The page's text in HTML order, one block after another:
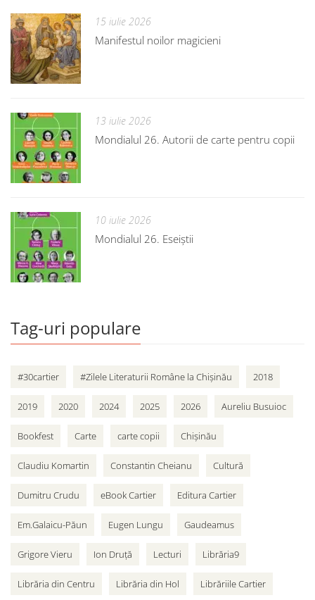
15 iulie 2026
Manifestul noilor magicieni
13 iulie 2026
Mondialul 26. Autorii de carte pentru copii
10 iulie 2026
Mondialul 26. Eseiștii
Tag-uri populare
#30cartier #Zilele Literaturii Române la Chișinău 2018
2019 2020 2024 2025 2026 Aureliu Busuioc
Bookfest Carte carte copii Chișinău
Claudiu Komartin Constantin Cheianu Cultură
Dumitru Crudu eBook Cartier Editura Cartier
Em.Galaicu-Păun Eugen Lungu Gaudeamus
Grigore Vieru Ion Druță Lecturi Librăria9
Librăria din Centru Librăria din Hol Librăriile Cartier